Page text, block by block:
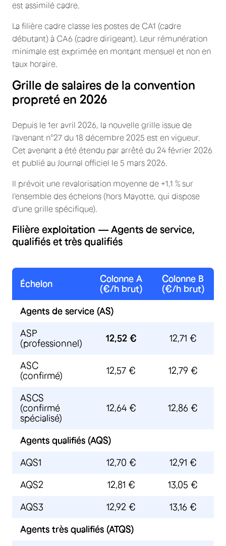
est assimilé cadre.
La filière cadre classe les postes de CA1 (cadre
débutant) à CA6 (cadre dirigeant). Leur rémunération
minimale est exprimée en montant mensuel et non en
taux horaire.
Grille de salaires de la convention
propreté en 2026
Depuis le 1er avril 2026, la nouvelle grille issue de
l'avenant n°27 du 18 décembre 2025 est en vigueur.
Cet avenant a été étendu par arrêté du 24 février 2026
et publié au Journal officiel le 5 mars 2026.
Il prévoit une revalorisation moyenne de +1,1 % sur
l'ensemble des échelons (hors Mayotte, qui dispose
d'une grille spécifique).
Filière exploitation — Agents de service,
qualifiés et très qualifiés
Échelon
Colonne A
(€/h brut)
Colonne B
(€/h brut)
Agents de service (AS)
ASP
(professionnel)
12,52 € 12,71 €
ASC
(confirmé)
12,57 € 12,79 €
ASCS
(confirmé
spécialisé)
12,64 € 12,86 €
Agents qualifiés (AQS)
AQS1 12,70 € 12,91 €
AQS2 12,81 € 13,05 €
AQS3 12,92 € 13,16 €
Agents très qualifiés (ATQS)